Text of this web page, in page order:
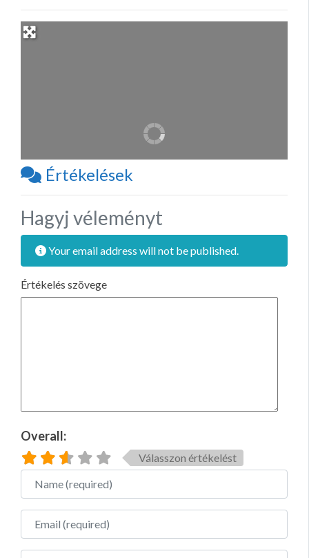
Értékelések
Hagyj véleményt
Your email address will not be published.
Értékelés szövege
Overall:
Válasszon értékelést
Name
Email
Website